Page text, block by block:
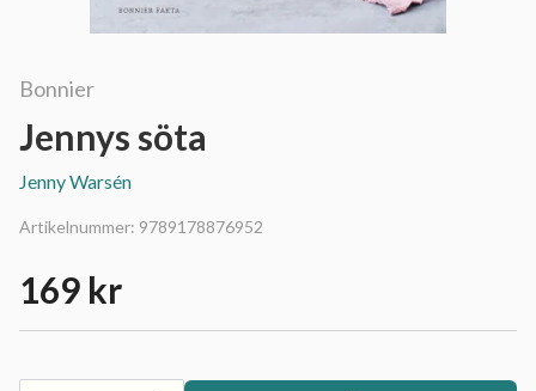
Bonnier
Jennys söta
Jenny Warsén
Artikelnummer: 9789178876952
169 kr